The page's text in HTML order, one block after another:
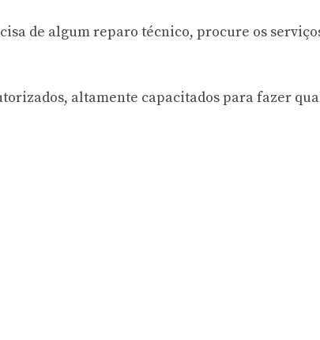
de algum reparo técnico, procure os
altamente capacitados para fazer